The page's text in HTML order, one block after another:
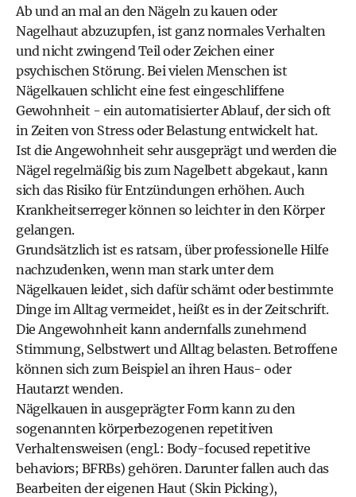
Ab und an mal an den Nägeln zu kauen oder
Nagelhaut abzuzupfen, ist ganz normales Verhalten
und nicht zwingend Teil oder Zeichen einer
psychischen Störung. Bei vielen Menschen ist
Nägelkauen schlicht eine fest eingeschliffene
Gewohnheit - ein automatisierter Ablauf, der sich oft
in Zeiten von Stress oder Belastung entwickelt hat.
Ist die Angewohnheit sehr ausgeprägt und werden die
Nägel regelmäßig bis zum Nagelbett abgekaut, kann
sich das Risiko für Entzündungen erhöhen. Auch
Krankheitserreger können so leichter in den Körper
gelangen.
Grundsätzlich ist es ratsam, über professionelle Hilfe
nachzudenken, wenn man stark unter dem
Nägelkauen leidet, sich dafür schämt oder bestimmte
Dinge im Alltag vermeidet, heißt es in der Zeitschrift.
Die Angewohnheit kann andernfalls zunehmend
Stimmung, Selbstwert und Alltag belasten. Betroffene
können sich zum Beispiel an ihren Haus- oder
Hautarzt wenden.
Nägelkauen in ausgeprägter Form kann zu den
sogenannten körperbezogenen repetitiven
Verhaltensweisen (engl.: Body-focused repetitive
behaviors; BFRBs) gehören. Darunter fallen auch das
Bearbeiten der eigenen Haut (Skin Picking),